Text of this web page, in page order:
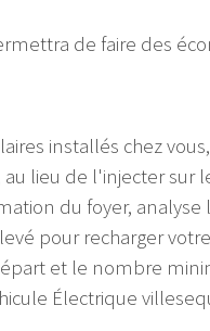
de faire des
installés chez
lieu de l'injecter sur
du foyer,
pour recharger
et le nombre